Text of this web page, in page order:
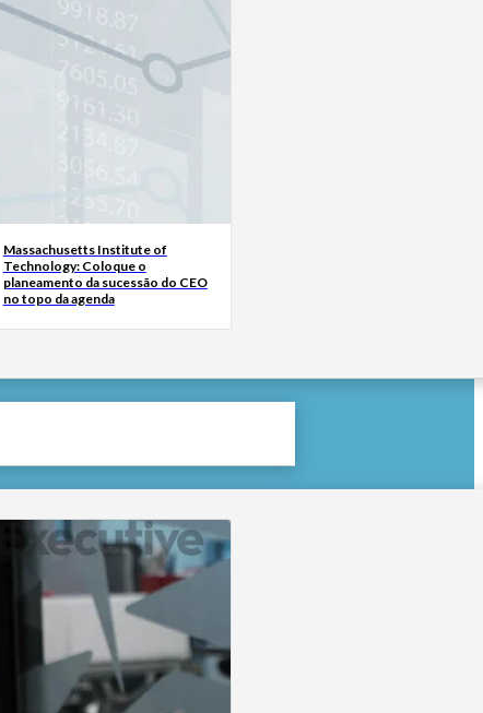
Massachusetts Institute of
Technology: Coloque o
planeamento da sucessão do CEO
no topo da agenda